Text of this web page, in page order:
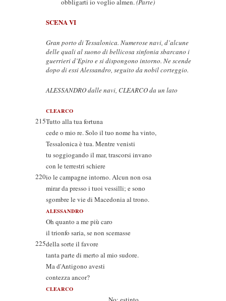
obbligarti io voglio almen.(Parte)
SCENA VI
Gran porto di Tessalonica. Numerose navi, d’alcune
delle quali al suono di bellicosa sinfonia sbarcano i
guerrieri d’Epiro e si dispongono intorno. Ne scende
dopo di essi Alessandro, seguito da nobil corteggio.
ALESSANDRO dalle navi, CLEARCO da un lato
CLEARCO
215Tutto alla tua fortuna
cede o mio re. Solo il tuo nome ha vinto,
Tessalonica è tua. Mentre venisti
tu soggiogando il mar, trascorsi invano
con le terrestri schiere
220io le campagne intorno. Alcun non osa
mirar da presso i tuoi vessilli; e sono
sgombre le vie di Macedonia al trono.
ALESSANDRO
Oh quanto a me più caro
il trionfo saria, se non scemasse
225della sorte il favore
tanta parte di merto al mio sudore.
Ma d'Antigono avesti
contezza ancor?
CLEARCO